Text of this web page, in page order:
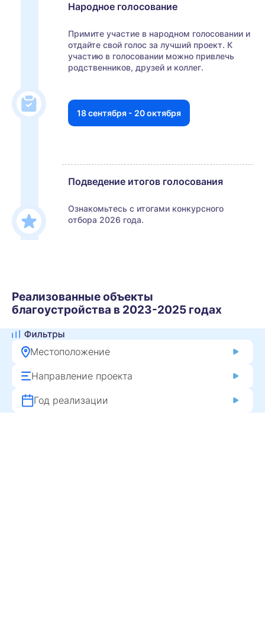
Народное голосование
Примите участие в народном голосовании и
отдайте свой голос за лучший проект. К
участию в голосовании можно привлечь
родственников, друзей и коллег.
18 сентября - 20 октября
Подведение итогов голосования
Ознакомьтесь с итогами конкурсного
отбора 2026 года.
Реализованные объекты
благоустройства в 2023-2025 годах
Местоположение
Направление проекта
Год реализации